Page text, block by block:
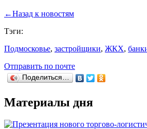
←Назад к новостям
Тэги:
Подмосковье, застройщики, ЖКХ,
Отправить по почте
Поделиться…
Материалы дня